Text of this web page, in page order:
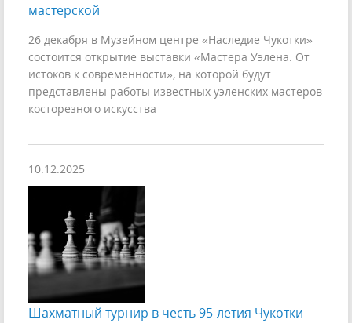
мастерской
26 декабря в Музейном центре «Наследие Чукотки»
состоится открытие выставки «Мастера Уэлена. От
истоков к современности», на которой будут
представлены работы известных уэленских мастеров
косторезного искусства
10.12.2025
Шахматный турнир в честь 95-летия Чукотки